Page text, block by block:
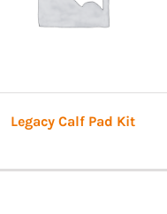
Legacy Calf Pad Kit